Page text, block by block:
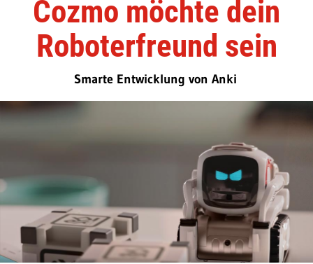
Cozmo möchte dein
Roboterfreund sein
Smarte Entwicklung von Anki